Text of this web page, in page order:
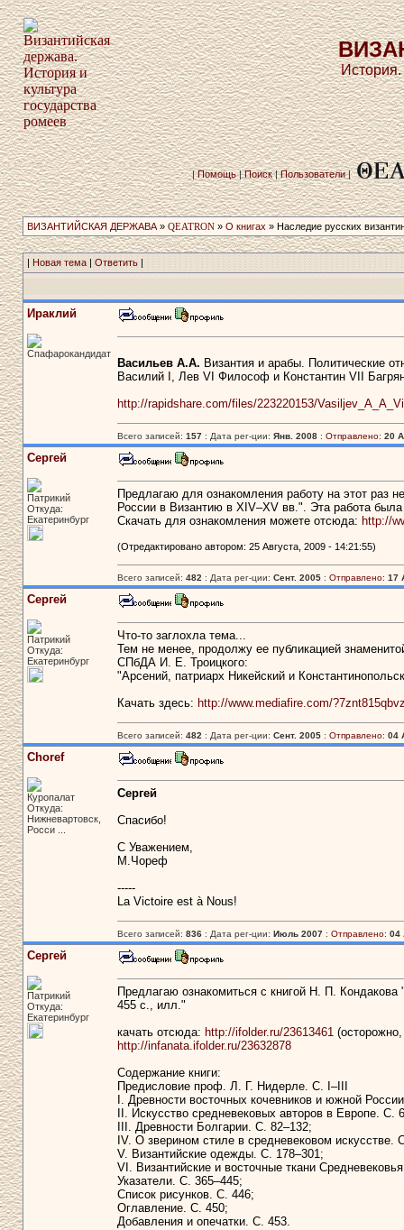
|Помощь|Поиск|Пользователи|
ВИЗАНТИЙСКАЯ ДЕРЖАВА» QEATRON» О книгах » Наследие русских
| Новая тема|Ответить|
Ираклий
Спафарокандидат
Васильев А.А. Византия и арабы. Политические
Василий I, Лев VI Философ и Константин VII
http://rapidshare.com/files/223220153/
Всего записей: 157: Дата рег-ции: Янв. 2008: Отправлено: 20
Сергей
Патрикий
Откуда:
Екатеринбург
Предлагаю для ознакомления работу на этот раз
России в Византию в XIV–XV вв.". Эта работа
Скачать для ознакомления можете отсюда: http://
(Отредактировано автором: 25 Августа, 2009 - 14:21:55)
Всего записей: 482 : Дата рег-ции: Сент. 2005: Отправлено: 17
Сергей
Патрикий
Откуда:
Екатеринбург
Что-то заглохла тема...
Тем не менее, продолжу ее публикацией
СПбДА И. Е. Троицкого:
"Арсений, патриарх Никейский и
Качать здесь: http://www.mediafire.com/
Всего записей: 482 : Дата рег-ции: Сент. 2005: Отправлено: 04
Choref
Куропалат
Откуда:
Нижневартовск,
Росси ...
Сергей
Спасибо!
С Уважением,
М.Чореф
-----
La Victoire est à Nous!
Всего записей: 836: Дата рег-ции: Июль 2007: Отправлено: 04
Сергей
Патрикий
Откуда:
Екатеринбург
Предлагаю ознакомиться с книгой Н. П. Кондакова
455 с., илл."
качать отсюда: http://ifolder.ru/23613461
http://infanata.ifolder.ru/23632878
Содержание книги:
Предисловие проф. Л. Г. Нидерле. С. I–III
I. Древности восточных кочевников и южной
II. Искусство средневековых авторов в Европе. С.
III. Древности Болгарии. С. 82–132;
IV. О зверином стиле в средневековом искусстве.
V. Византийские одежды. С. 178–301;
VI. Византийские и восточные ткани
Указатели. С. 365–445;
Список рисунков. С. 446;
Оглавление. С. 450;
Добавления и опечатки. С. 453.